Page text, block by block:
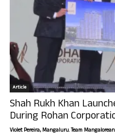
Article
Shah Rukh Khan
During Rohan
Violet Pereira, Mangaluru. Team Mangalorean.